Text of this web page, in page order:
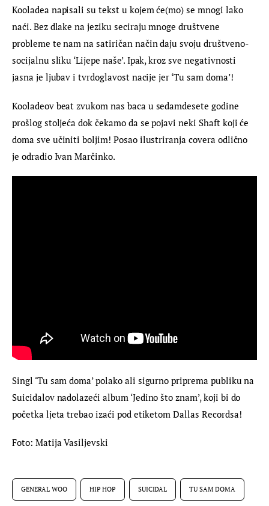
Kooladea napisali su tekst u kojem će(mo) se mnogi lako
naći. Bez dlake na jeziku seciraju mnoge društvene
probleme te nam na satiričan način daju svoju društveno-
socijalnu sliku ‘Lijepe naše’. Ipak, kroz sve negativnosti
jasna je ljubav i tvrdoglavost nacije jer ‘Tu sam doma’!
Kooladeov beat zvukom nas baca u sedamdesete godine
prošlog stoljeća dok čekamo da se pojavi neki Shaft koji će
doma sve učiniti boljim! Posao ilustriranja covera odlično
je odradio Ivan Marčinko.
Singl ‘Tu sam doma’ polako ali sigurno priprema publiku na
Suicidalov nadolazeći album ‘Jedino što znam’, koji bi do
početka ljeta trebao izaći pod etiketom Dallas Recordsa!
Foto: Matija Vasiljevski
GENERAL WOO HIP HOP SUICIDAL TU SAM DOMA